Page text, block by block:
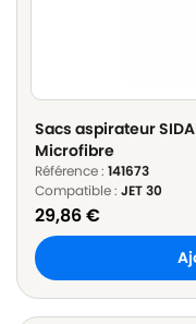
Sacs aspirateur
Microfibre
Référence : 141673
Compatible : JET 30
29,86€